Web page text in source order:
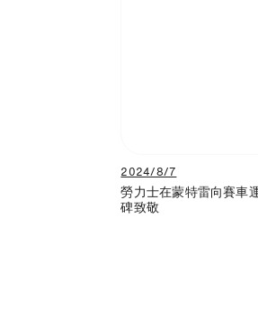
2024/8/7
勞力士在蒙特雷向賽車
碑致敬